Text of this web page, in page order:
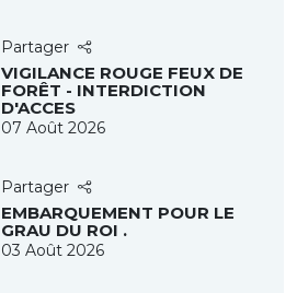
Partager
VIGILANCE ROUGE FEUX DE
FORÊT - INTERDICTION
D'ACCES
07 Août 2026
Partager
EMBARQUEMENT POUR LE
GRAU DU ROI .
03 Août 2026